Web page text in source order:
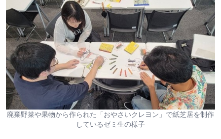
廃棄野菜や果物から作られた「おやさいクレヨン」で紙芝居を制作
しているゼミ生の様子